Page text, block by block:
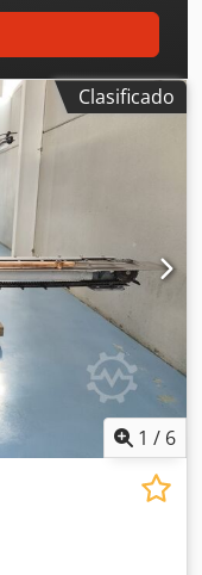
Clasificado
1 / 6